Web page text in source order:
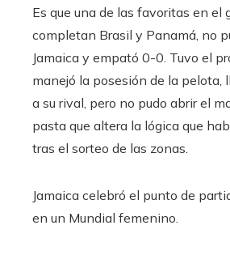
Es que una de las favoritas en el
completan Brasil y Panamá, no
Jamaica y empató 0-0. Tuvo el
manejó la posesión de la pelota,
a su rival, pero no pudo abrir el
pasta que altera la lógica que
tras el sorteo de las zonas.
Jamaica celebró el punto de
en un Mundial femenino.